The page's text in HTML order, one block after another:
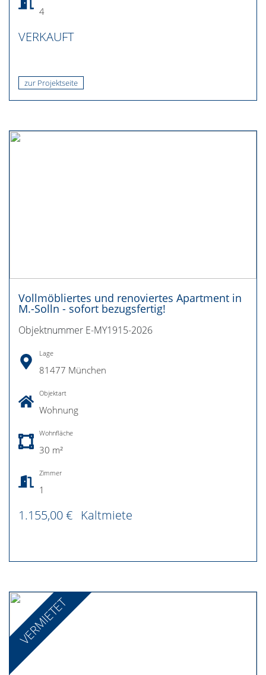
4
VERKAUFT
zur Projektseite
Vollmöbliertes und renoviertes Apartment in
M.-Solln - sofort bezugsfertig!
Objektnummer E-MY1915-2026
Lage
81477 München
Objektart
Wohnung
Wohnfläche
30 m²
Zimmer
1
1.155,00 € Kaltmiete
VERMIETET